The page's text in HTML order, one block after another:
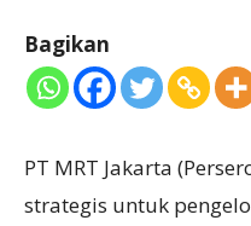
Bagikan
PT MRT Jakarta
strategis untuk